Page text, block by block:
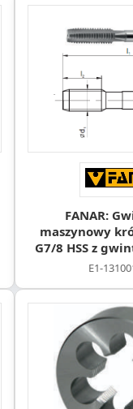
FANAR:
maszynowy
G7/8 HSS z
E1-